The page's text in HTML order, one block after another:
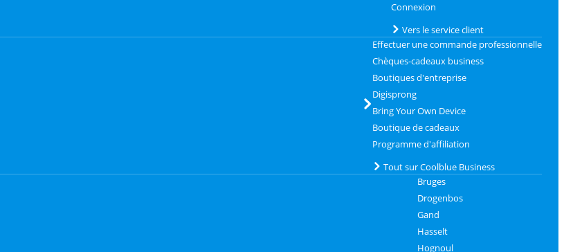
Connexion
Vers le service client
Effectuer une commande professionnelle
Chèques-cadeaux business
Boutiques d'entreprise
Digisprong
Bring Your Own Device
Boutique de cadeaux
Programme d'affiliation
Tout sur Coolblue Business
Bruges
Drogenbos
Gand
Hasselt
Hognoul